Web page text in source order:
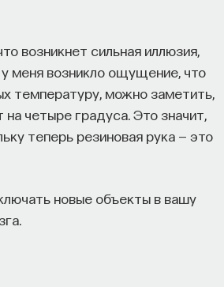
возникнет сильная иллюзия,
меня возникло ощущение, что
температуру, можно заметить,
четыре градуса. Это значит,
теперь резиновая рука — это
новые объекты в вашу